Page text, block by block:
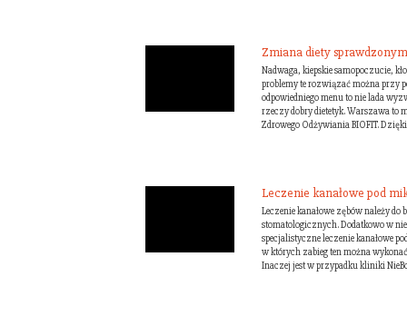
Zmiana diety
Nadwaga, kiepskie samopoczucie,
problemy te rozwiązać można przy
odpowiedniego menu to nie lada
rzeczy dobry dietetyk. Warszawa to
Zdrowego Odżywiania BIOFIT.
Leczenie kanałowe pod
Leczenie kanałowe zębów należy
stomatologicznych. Dodatkowo w
specjalistyczne leczenie kanałowe
w których zabieg ten można
Inaczej jest w przypadku kliniki